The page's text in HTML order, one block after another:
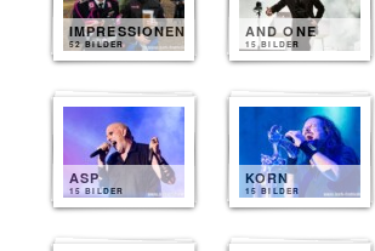
IMPRESSIONEN
52 BILDER
AND ONE
15 BILDER
ASP
15 BILDER
KORN
15 BILDER